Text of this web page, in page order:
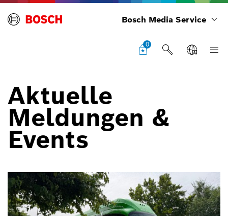
Bosch Media Service
0
Aktuelle
Meldungen &
Events